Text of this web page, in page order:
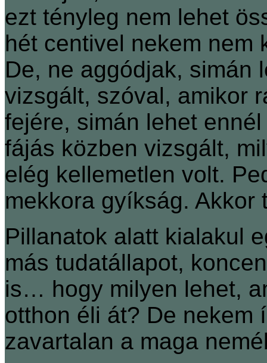
ezt tényleg nem lehet
hét centivel nekem nem
De, ne aggódjak, simán
vizsgált, szóval, amikor
fejére, simán lehet
fájás közben vizsgált,
elég kellemetlen volt.
mekkora gyíkság. Akkor
Pillanatok alatt kialakul
más tudatállapot,
is… hogy milyen lehet,
otthon éli át? De nekem
zavartalan a maga